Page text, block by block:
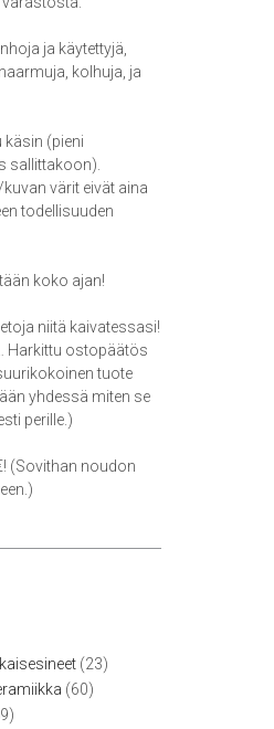
ja käytettyjä,
kolhuja, ja
käsin (pieni
sallittakoon).
värit eivät aina
todellisuuden
koko ajan!
niitä kaivatessasi!
Harkittu ostopäätös
tuote
yhdessä miten se
perille.)
(Sovithan noudon
2323
6060
89